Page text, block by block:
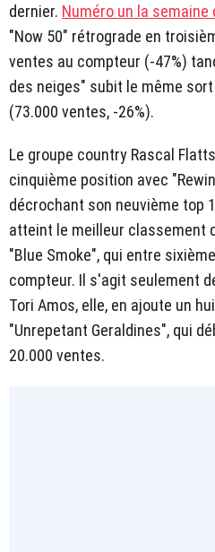
dernier. Numéro un la semaine
"Now 50" rétrograde en
ventes au compteur (-47%)
des neiges" subit le même
(73.000 ventes, -26%).
Le groupe country Rascal
cinquième position avec
décrochant son neuvième top
atteint le meilleur classement
"Blue Smoke", qui entre
compteur. Il s'agit seulement
Tori Amos, elle, en ajoute un
"Unrepetant Geraldines", qui
20.000 ventes.